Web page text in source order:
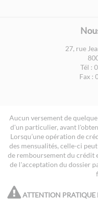
27, rue
Tél :
Fax :
Aucun versement de
d'un particulier, avant
Lorsqu’une opération de
des mensualités, celle-ci
de remboursement du crédit
de l'acceptation du dossier
attention
ATTENTION PRATIQUE